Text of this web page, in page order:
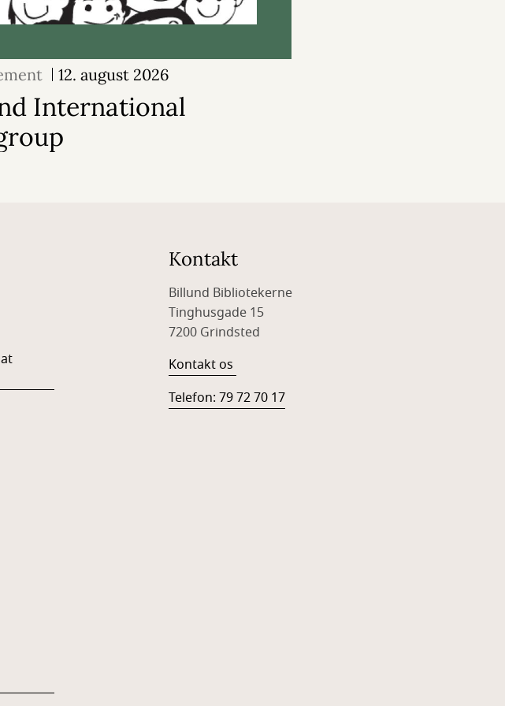
12. august 2026
International
Kontakt
Billund Bibliotekerne
Tinghusgade 15
7200 Grindsted
Kontakt os
Telefon: 79 72 70 17